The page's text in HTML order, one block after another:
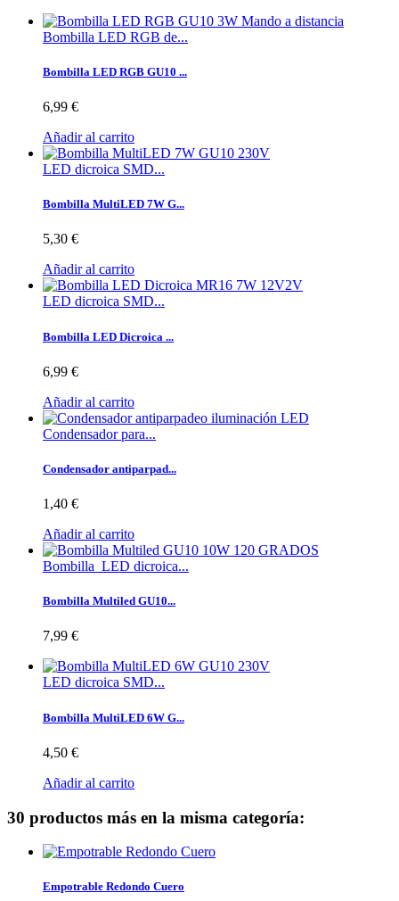
Bombilla LED RGB de...
Bombilla LED RGB GU10 ...
6,99 €
Añadir al carrito
LED dicroica SMD...
Bombilla MultiLED 7W G...
5,30 €
Añadir al carrito
LED dicroica SMD...
Bombilla LED Dicroica ...
6,99 €
Añadir al carrito
Condensador para...
Condensador antiparpad...
1,40 €
Añadir al carrito
Bombilla LED dicroica...
Bombilla Multiled GU10...
7,99 €
LED dicroica SMD...
Bombilla MultiLED 6W G...
4,50 €
Añadir al carrito
30 productos más en la misma categoría:
Empotrable Redondo Cuero